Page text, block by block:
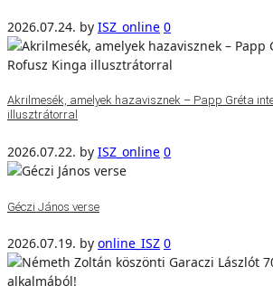
2026.07.24. by ISZ_online 0
Akrilmesék, amelyek hazavisznek – Papp Gréta
illusztrátorral
2026.07.22. by ISZ_online 0
Géczi János verse
2026.07.19. by online_ISZ 0